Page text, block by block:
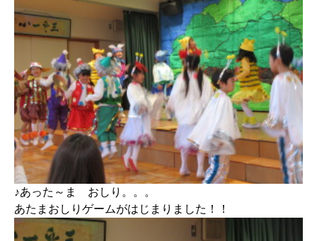
♪あった～ま おしり。。。
あたまおしりゲームがはじまりました！！